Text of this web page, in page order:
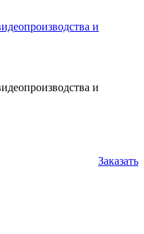
и
и
Заказать